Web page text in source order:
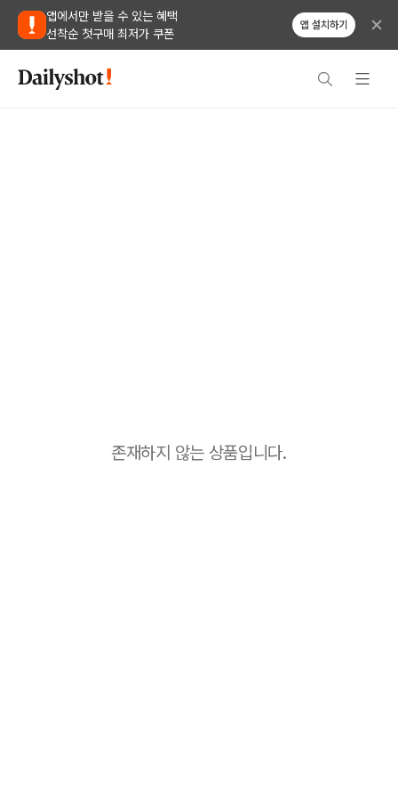
앱에서만 받을 수 있는 혜택
선착순 첫구매 최저가 쿠폰
앱 설치하기
존재하지 않는 상품입니다.